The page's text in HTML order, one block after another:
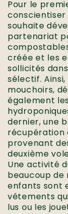
Pour le
souhaite
partenariat
créée et les
sollicités
sélectif.
mouchoirs,
également
dernier, une
récupération
provenant
deuxième
Une activité
beaucoup de
enfants sont
vêtements
lus ou les